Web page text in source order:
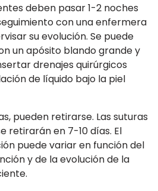
deben pasar 1-2 noches
con una enfermera
su evolución. Se puede
un apósito blando grande y
drenajes quirúrgicos
de líquido bajo la piel
pueden retirarse. Las suturas
retirarán en 7-10 días. El
puede variar en función del
y de la evolución de la